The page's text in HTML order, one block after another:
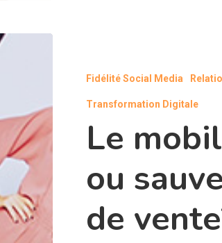
Fidélité Social Media
Transformation Digitale
Le
ou
de